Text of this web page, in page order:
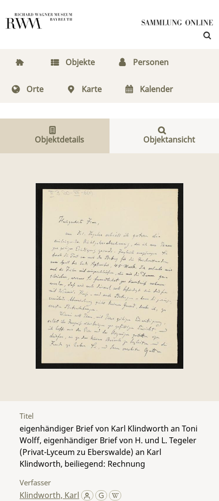
Objekte Personen
Orte Karte Kalender
Objektdetails Objektansicht
Titel
eigenhändiger Brief von Karl Klindworth an Toni
Wolff, eigenhändiger Brief von H. und L. Tegeler
(Privat-Lyceum zu Eberswalde) an Karl
Klindworth, beiliegend: Rechnung
Verfasser
Klindworth, Karl